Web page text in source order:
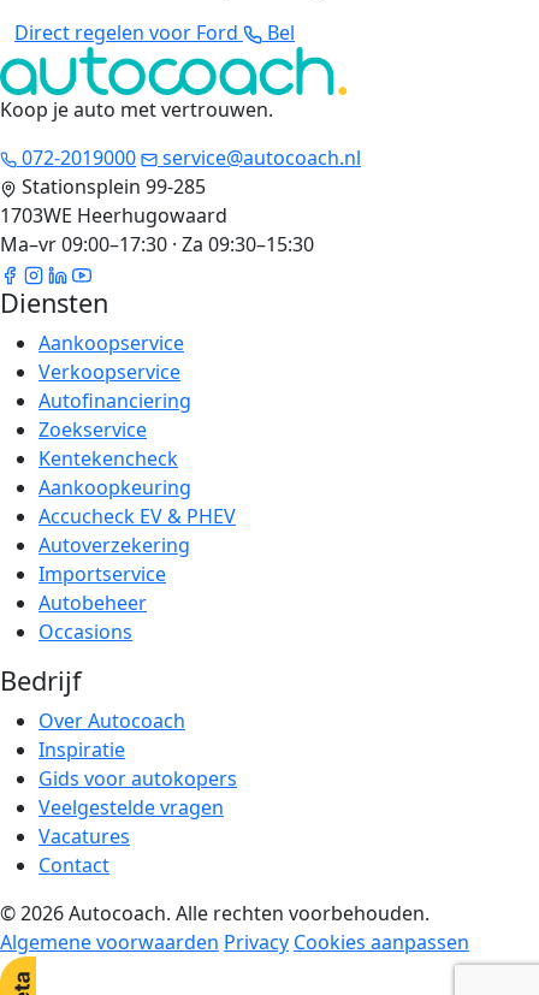
Direct regelen voor Ford
Bel
Koop je auto met vertrouwen.
072-2019000
service@autocoach.nl
Stationsplein 99-285
1703WE Heerhugowaard
Ma–vr 09:00–17:30 · Za 09:30–15:30
Diensten
Aankoopservice
Verkoopservice
Autofinanciering
Zoekservice
Kentekencheck
Aankoopkeuring
Accucheck EV & PHEV
Autoverzekering
Importservice
Autobeheer
Occasions
Bedrijf
Over Autocoach
Inspiratie
Gids voor autokopers
Veelgestelde vragen
Vacatures
Contact
© 2026 Autocoach. Alle rechten voorbehouden.
Algemene voorwaarden Privacy Cookies aanpassen